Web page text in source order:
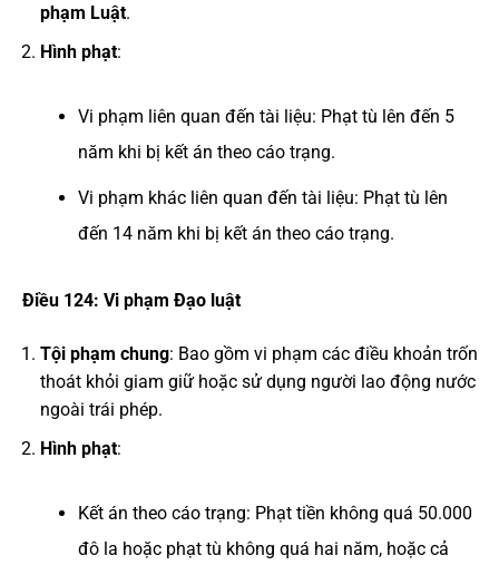
phạm Luật.
Hình phạt:
Vi phạm liên quan đến tài liệu: Phạt tù lên đến 5
năm khi bị kết án theo cáo trạng.
Vi phạm khác liên quan đến tài liệu: Phạt tù lên
đến 14 năm khi bị kết án theo cáo trạng.
Điều 124: Vi phạm Đạo luật
Tội phạm chung: Bao gồm vi phạm các điều khoản trốn
thoát khỏi giam giữ hoặc sử dụng người lao động nước
ngoài trái phép.
Hình phạt:
Kết án theo cáo trạng: Phạt tiền không quá 50.000
đô la hoặc phạt tù không quá hai năm, hoặc cả